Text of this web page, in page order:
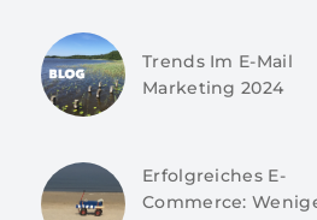
Trends Im E-Mail
Marketing 2024
Erfolgreiches E-
Commerce: